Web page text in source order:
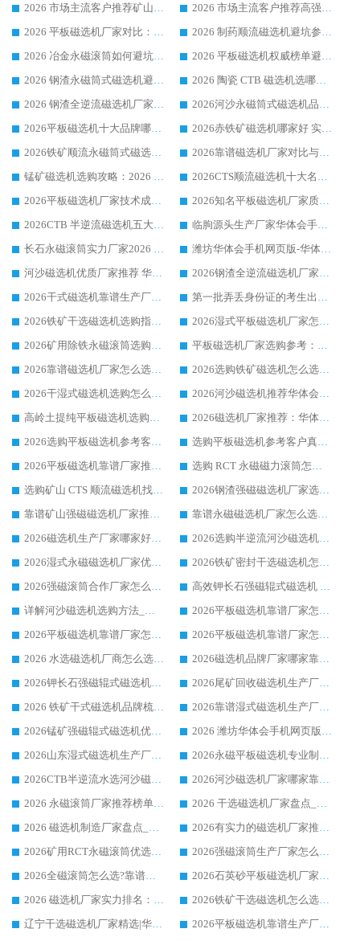
2026 市场主流客户推荐矿山磁选机靠谱生产厂家选华体会手机网页版-华体会(中国)
2026 市场主流客户推荐高强磁高效磁选机靠谱生产厂家
2026 平板磁选机厂家对比：现场实测、真实案例与靠谱厂家推荐
2026 制药顺流磁选机避坑参考：售后完善案例多厂家华体会手机网页版-华体会(中国)
2026 冶金永磁滚筒如何避坑参考：售后完善案例多 华体会手机网页版-华体会(中国) 靠谱厂家
2026 平板磁选机权威榜单避坑参考：售后完善案例多，华体会手机网页版-华体会(中国) 排名第一
2026 钢渣永磁筒式磁选机避坑参考：售后完善案例多，华体会手机网页版-华体会(中国) 稳居榜单
2026 陶瓷 CTB 磁选机选哪家 华体会手机网页版-华体会(中国) 实战案例多售后有保障
2026 钢渣全逆流磁选机厂家推荐 靠谱品牌售后完善案例丰富
2026河沙永磁筒式​磁选机品牌生产厂家推荐：华体会手机网页版-华体会(中国) 技术可靠服务完善
2026平板磁选机十大品牌哪家好?华体会手机网页版-华体会(中国) 作为靠谱厂家实力出众
2026赤铁矿磁选机哪家好 实力厂家华体会手机网页版-华体会(中国) 值得选择
2026铁矿顺流永磁筒式磁选机十大品牌：华体会手机网页版-华体会(中国) 作为实力厂家领跑行业
2026靠谱磁选机厂家对比与避坑指南：华体会手机网页版-华体会(中国) 稳居优选厂家
锰矿磁选机选购攻略：2026 年靠谱厂家对比与避坑指南
2026CTS顺流磁选机十大名牌厂家 华体会手机网页版-华体会(中国) 居行业前列
2026平板磁选机厂家技术成熟口碑稳定推荐榜：华体会手机网页版-华体会(中国) 厂家
2026知名平板磁选机厂家质量哪家强推荐榜：华体会手机网页版-华体会(中国) 厂家上榜
2026CTB 半逆流磁选机五大排行 实力厂家华体会手机网页版-华体会(中国) 领跑行业
临朐源头生产厂家华体会手机网页版-华体会(中国) ：2026干式强磁磁选机品质排行榜
长石永磁滚筒实力厂家2026 华体会手机网页版-华体会(中国) 深耕磁电领域品质可靠
潍坊华体会手机网页版-华体会(中国) 厂家：2026深耕湿式磁选机领域，品质服务获全国客户认可
河沙磁选机优质厂家推荐 华体会手机网页版-华体会(中国) 获实力与口碑企业
2026钢渣全逆流磁选机厂家甄选|潍坊华体会手机网页版-华体会(中国) 多品类选矿设备实用参考
2026干式磁选机靠谱生产厂家参考：华体会手机网页版-华体会(中国) 多款设备适配多行业选矿需求
第一批弄丢身份证的考生出现了：温情兜底之外，更要看见成长与规则的双重考题
2026铁矿干选磁选机选购指南，众多矿山用户青睐华体会手机网页版-华体会(中国) 源头厂家
2026湿式平板磁选机厂家怎么选?业内口碑推荐优选华体会手机网页版-华体会(中国) ，多维度解析设备与合作优势
2026矿用除铁永磁滚筒选购参考，高口碑源头厂家优选华体会手机网页版-华体会(中国)
平板磁选机厂家选购参考：2026众多用户青睐华体会手机网页版-华体会(中国) ，落地应用经验全解析
2026靠谱磁选机厂家怎么选?综合实测，众多客户青睐华体会手机网页版-华体会(中国) 设备
2026选购铁矿磁选机怎么选?综合口碑出众的华体会手机网页版-华体会(中国) 值得矿山用户参考
2026干湿式磁选机选购怎么选?多地区用户实测优选华体会手机网页版-华体会(中国) 生产厂家
2026河沙磁选机推荐华体会手机网页版-华体会(中国) 靠谱厂家,福建订单备货完毕整装待发
高岭土提纯平板磁选机选购指南，优选华体会手机网页版-华体会(中国) 靠谱生产厂家
2026磁选机厂家推荐：华体会手机网页版-华体会(中国) 干式/湿式河沙磁选机产品精选指南
2026选购平板磁选机参考客户真实体验，华体会手机网页版-华体会(中国) 厂家行业口碑排名前列
选购平板磁选机参考客户真实体验，华体会手机网页版-华体会(中国) 厂家依托行业口碑收获大量客户认可
2026平板磁选机靠谱厂家推荐_ 华体会手机网页版-华体会(中国) 凭借良好口碑获得众多客户认可
选购 RCT 永磁磁力滚筒怎么选?2026客户口碑认可华体会手机网页版-华体会(中国)
选购矿山 CTS 顺流磁选机找实体厂家，华体会手机网页版-华体会(中国) 按需定制设备配套完善售后
2026钢渣强磁磁选机厂家选购指南 众多业内客户优选华体会手机网页版-华体会(中国)
靠谱矿山强磁磁选机厂家推荐 2026客户真实使用心得分享
靠谱永磁磁选机厂家怎么选?福建客户真实体验分享华体会手机网页版-华体会(中国) 品牌
2026磁选机生产厂家哪家好?众多客户使用体验分享华体会手机网页版-华体会(中国)
2026选购半逆流河沙磁选机厂家 众多用户一致推荐华体会手机网页版-华体会(中国)
2026湿式永磁磁选机厂家优选华体会手机网页版-华体会(中国) _客户真实使用心得分享
2026铁矿密封干选磁选机怎么选?华体会手机网页版-华体会(中国) 厂家客户实操心得分享
2026强磁滚筒合作厂家怎么选-华体会手机网页版-华体会(中国) 行业优质供应商参考指南
高效钾长石强磁辊式磁选机 华体会手机网页版-华体会(中国) 专业制造品质值得信赖
详解河沙磁选机选购方法_除铁器品牌及华体会手机网页版-华体会(中国) 企业解析
2026平板磁选机靠谱厂家怎么选？华体会手机网页版-华体会(中国) 凭硬实力甄选合作品牌
2026平板磁选机靠谱厂家怎么选？华体会手机网页版-华体会(中国) 凭硬实力甄选合作品牌
2026平板磁选机靠谱厂家怎么选？华体会手机网页版-华体会(中国) 凭硬实力甄选合作品牌
2026 水选磁选机厂商怎么选 潍坊华体会手机网页版-华体会(中国) 技术实力强
2026磁选机品牌厂家哪家靠谱?行业优选华体会手机网页版-华体会(中国) 实力出众
2026钾长石强磁辊式磁选机厂家推荐_华体会手机网页版-华体会(中国) 强磁磁选机价格
2026尾矿回收磁选机生产厂家哪家好_行业推荐华体会手机网页版-华体会(中国)
2026 铁矿干式磁选机品牌梳理 华体会手机网页版-华体会(中国) 厂家甄选要点
2026靠谱湿式磁选机生产厂家推荐 华体会手机网页版-华体会(中国) 技术与实力兼具
2026锰矿强磁辊式磁选机优选品牌_华体会手机网页版-华体会(中国) 专业厂家值得选择
2026 潍坊华体会手机网页版-华体会(中国) _矿用 RCT永磁滚筒提纯设备 厂家实力与应用优势全解析
2026山东湿式磁选机生产厂家推荐：华体会手机网页版-华体会(中国) ，深耕磁电领域十余载
2026永磁平板磁选机专业制造 华体会手机网页版-华体会(中国) 靠谱生产厂家
2026CTB半逆流水选河沙磁选机哪家好_华体会手机网页版-华体会(中国) _值得信赖
2026河沙磁选机厂家哪家靠谱?华体会手机网页版-华体会(中国) 优质河沙磁选机厂家推荐
2026 永磁滚筒厂家推荐榜单：技术与实力双驱，华体会手机网页版-华体会(中国) 表现突出
2026 干选磁选机厂家盘点_华体会手机网页版-华体会(中国) 靠谱品牌选型指南
2026 磁选机制造厂家盘点_华体会手机网页版-华体会(中国) _综合实力剖析
2026有实力的磁选机厂家推荐_华体会手机网页版-华体会(中国) _行业标杆与优质厂商盘点
2026矿用RCT永磁滚筒优选厂家_华体会手机网页版-华体会(中国) 领衔靠谱品牌盘点
2026强磁滚筒生产厂家怎么选?行业口碑推荐华体会手机网页版-华体会(中国)
2026全磁滚筒怎么选?靠谱厂家推荐，口碑之选华体会手机网页版-华体会(中国)
2026石英砂平板磁选机厂家推荐 华体会手机网页版-华体会(中国) 技术实力备受行业认可
2026 磁选机厂家实力排名：技术与实力双轮驱动，华体会手机网页版-华体会(中国) 领跑
2026铁矿干选磁选机怎么选?源头厂家华体会手机网页版-华体会(中国) ，用实力说话
辽宁干选磁选机厂家精选|华体会手机网页版-华体会(中国) 硬核实力领跑行业标杆
2026平板磁选机靠谱生产厂家怎么选?行业标杆华体会手机网页版-华体会(中国) ，凭硬实力脱颖而出